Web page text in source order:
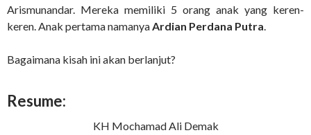
Arismunandar. Mereka memiliki 5 orang anak yang keren-
keren. Anak pertama namanyaArdian Perdana Putra.
Bagaimana kisah ini akan berlanjut?
Resume:
KH Mochamad Ali Demak